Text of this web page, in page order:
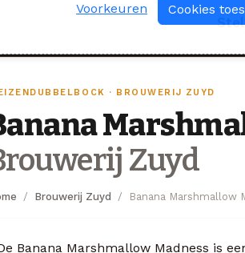
Stel
· BROUWERIJ ZUYD
Zuyd
Brouwerij Zuyd Banana Marshmallow
Banana Marshmallow Madness is
Voorkeuren Cookies